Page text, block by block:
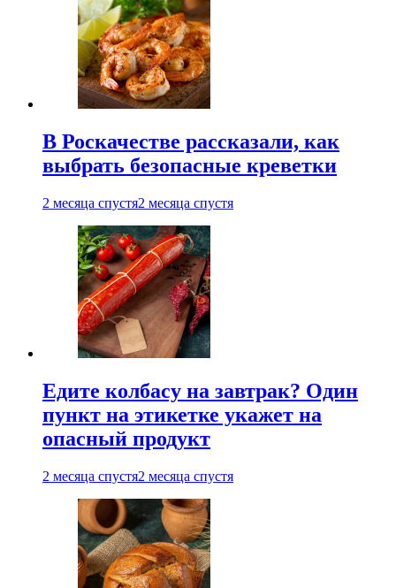
В Роскачестве рассказали, как
выбрать безопасные креветки
2 месяца спустя2 месяца спустя
Едите колбасу на завтрак? Один
пункт на этикетке укажет на
опасный продукт
2 месяца спустя2 месяца спустя